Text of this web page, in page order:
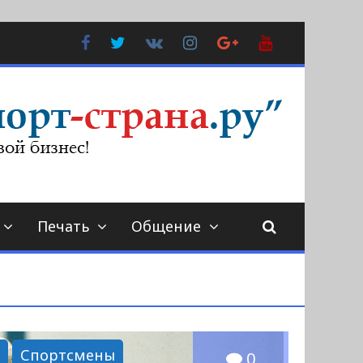
FacebookTwitter
Контакте
Instagram
Google
Plus
Печать Общение
Спортсмены 0